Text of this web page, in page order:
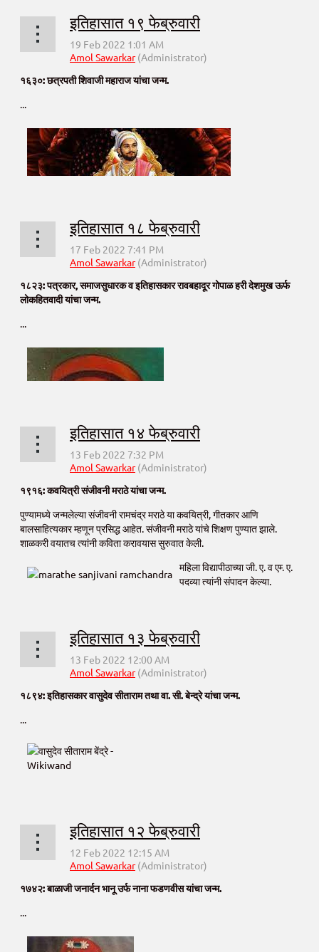
इतिहासात १९ फेब्रुवारी
१६३०: छत्रपती शिवाजी महाराज यांचा जन्म.
...
इतिहासात १८ फेब्रुवारी
१८२३: पत्रकार, समाजसुधारक व इतिहासकार रावबहादूर गोपाळ हरी देशमुख ऊर्फ
लोकहितवादी यांचा जन्म.
...
इतिहासात १४ फेब्रुवारी
१९१६: कवयित्री संजीवनी मराठे यांचा जन्म.
पुण्यामध्ये जन्मलेल्या संजीवनी रामचंद्र मराठे या कवयित्री, गीतकार आणि
बालसाहित्यकार म्हणून प्रसिद्ध आहेत. संजीवनी मराठे यांचे शिक्षण पुण्यात झाले.
शाळकरी वयातच त्यांनी कविता करावयास सुरुवात केली.
महिला विद्यापीठाच्या जी. ए. व एम्‍. ए.
पदव्या त्यांनी संपादन केल्या.
इतिहासात १३ फेब्रुवारी
१८९४: इतिहासकार वासुदेव सीताराम तथा वा. सी. बेन्द्रे यांचा जन्म.
...
इतिहासात १२ फेब्रुवारी
१७४२: बाळाजी जनार्दन भानू उर्फ नाना फडणवीस यांचा जन्म.
...